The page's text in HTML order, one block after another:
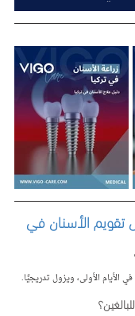
تقويم الأسنان في
الأيام الأولى، ويزول تدريجيًا.